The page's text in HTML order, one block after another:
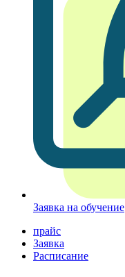
Заявка на обучение
прайс
Заявка
Расписание